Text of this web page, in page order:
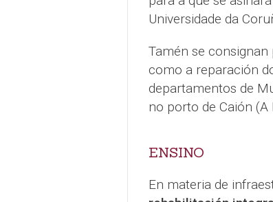
Universidade da
Tamén se
como a reparación
departamentos de
no porto de Caión (A
ENSINO
En materia de